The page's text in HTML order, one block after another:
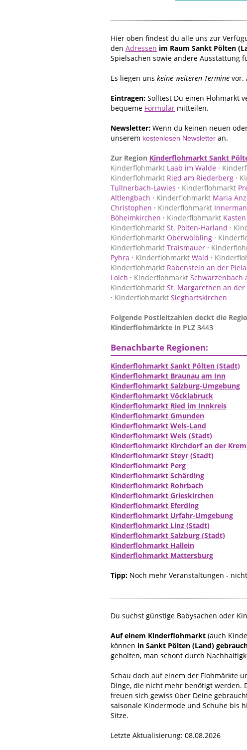
Hier oben findest du alle uns zur
den Adressen im Raum Sankt Pölten
Spielsachen sowie andere Ausstattung
Es liegen uns keine weiteren Termine vor.
Eintragen: Solltest Du einen Flohmarkt
bequeme Formular mitteilen.
Newsletter: Wenn du keinen neuen
unserem kostenlosen Newsletter an.
Zur Region Kinderflohmarkt Sankt
Kinderflohmarkt Laab im Walde ·
Kinderflohmarkt Ried am Riederberg ·
Tullnerbach-Lawies · Kinderflohmarkt
Altlengbach · Kinderflohmarkt Maria
Christophen · Kinderflohmarkt
Böheimkirchen · Kinderflohmarkt
Kinderflohmarkt St. Pölten-Harland ·
Kinderflohmarkt Oberwölbling ·
Kinderflohmarkt Traismauer ·
Pyhra · Kinderflohmarkt Wald ·
Kinderflohmarkt Rabenstein an der
Loich · Kinderflohmarkt Schwarzenbach
Kinderflohmarkt St. Margarethen an
· Kinderflohmarkt Sieghartskirchen
Folgende Postleitzahlen deckt die
Kinderflohmärkte in PLZ 3443
Benachbarte Regionen:
Kinderflohmarkt Sankt Pölten (Stadt)
Kinderflohmarkt Braunau am Inn
Kinderflohmarkt Salzburg-Umgebung
Kinderflohmarkt Vöcklabruck
Kinderflohmarkt Ried im Innkreis
Kinderflohmarkt Gmunden
Kinderflohmarkt Wels-Land
Kinderflohmarkt Wels (Stadt)
Kinderflohmarkt Kirchdorf an der
Kinderflohmarkt Steyr (Stadt)
Kinderflohmarkt Perg
Kinderflohmarkt Schärding
Kinderflohmarkt Rohrbach
Kinderflohmarkt Grieskirchen
Kinderflohmarkt Eferding
Kinderflohmarkt Urfahr-Umgebung
Kinderflohmarkt Linz (Stadt)
Kinderflohmarkt Salzburg (Stadt)
Kinderflohmarkt Hallein
Kinderflohmarkt Mattersburg
Tipp: Noch mehr Veranstaltungen -
Du suchst günstige Babysachen oder
Auf einem Kinderflohmarkt (auch
können in Sankt Pölten (Land)
geholfen, man schont durch
Schau doch auf einem der Flohmärkte
Dinge, die nicht mehr benötigt werden.
freuen sich gewiss über Deine
saisonale Kindermode und Schuhe bis
Sitze.
Letzte Aktualisierung: 08.08.2026